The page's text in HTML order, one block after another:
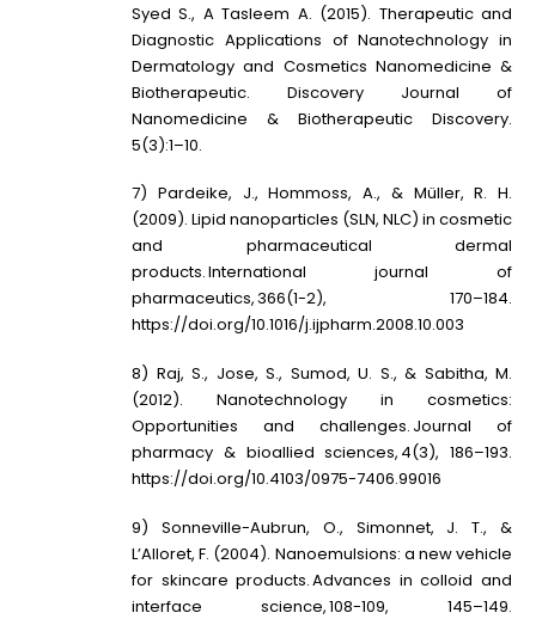
Syed S., A Tasleem A. (2015). Therapeutic and
Diagnostic Applications of Nanotechnology in
Dermatology and Cosmetics Nanomedicine &
Biotherapeutic. Discovery Journal of
Nanomedicine & Biotherapeutic Discovery.
5(3):1–10.
7) Pardeike, J., Hommoss, A., & Müller, R. H.
(2009). Lipid nanoparticles (SLN, NLC) in cosmetic
and pharmaceutical dermal
products. International journal of
pharmaceutics, 366(1-2), 170–184.
https://doi.org/10.1016/j.ijpharm.2008.10.003
8) Raj, S., Jose, S., Sumod, U. S., & Sabitha, M.
(2012). Nanotechnology in cosmetics:
Opportunities and challenges. Journal of
pharmacy & bioallied sciences, 4(3), 186–193.
https://doi.org/10.4103/0975-7406.99016
9) Sonneville-Aubrun, O., Simonnet, J. T., &
L’Alloret, F. (2004). Nanoemulsions: a new vehicle
for skincare products. Advances in colloid and
interface science, 108-109, 145–149.